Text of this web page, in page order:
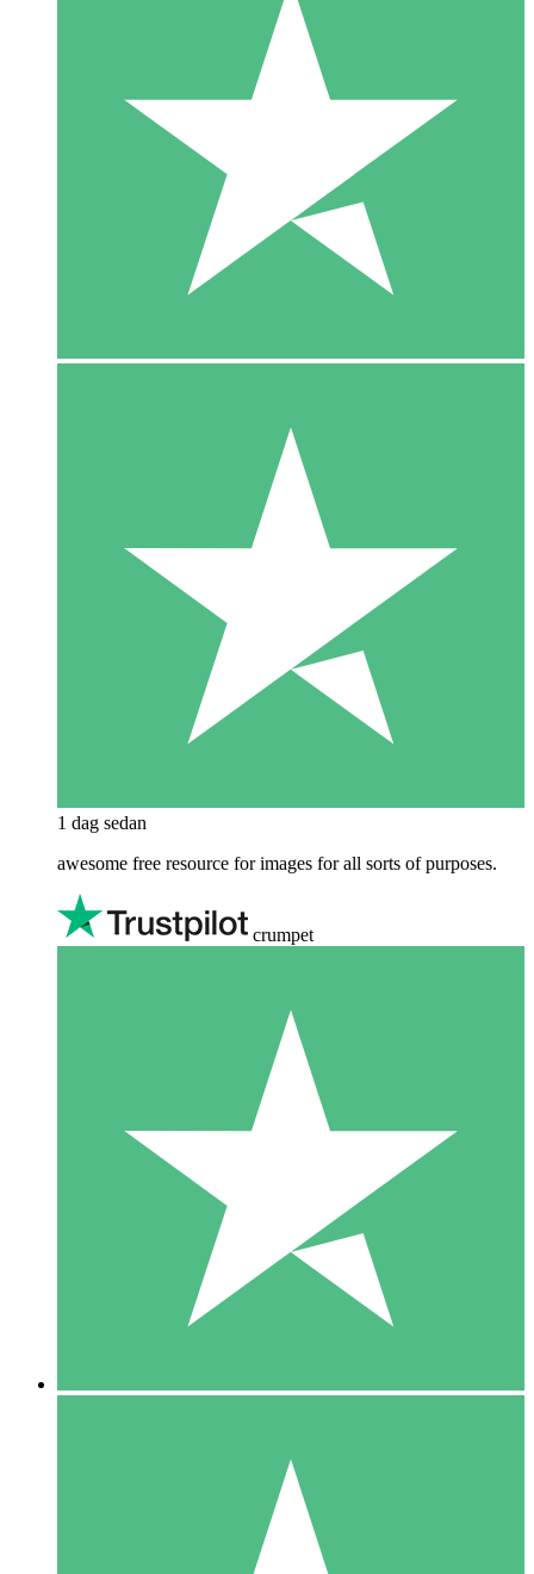
1 dag sedan
awesome free resource for images for all sorts of purposes.
crumpet